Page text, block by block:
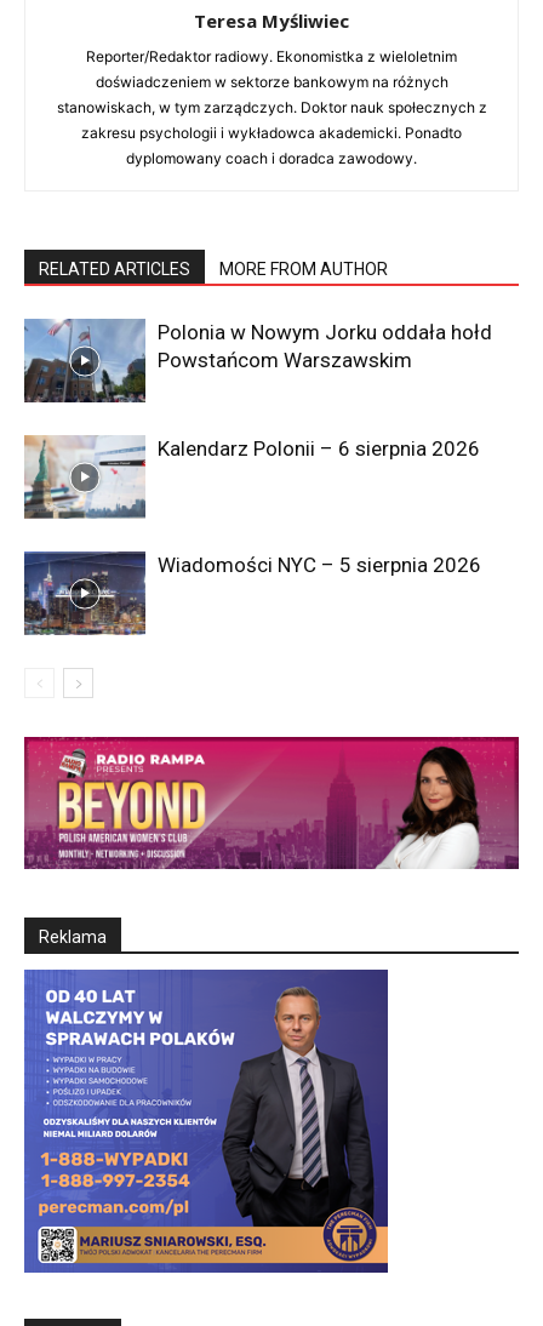
Teresa Myśliwiec
Reporter/Redaktor radiowy. Ekonomistka z wieloletnim
doświadczeniem w sektorze bankowym na różnych
stanowiskach, w tym zarządczych. Doktor nauk społecznych z
zakresu psychologii i wykładowca akademicki. Ponadto
dyplomowany coach i doradca zawodowy.
RELATED ARTICLES MORE FROM AUTHOR
Polonia w Nowym Jorku oddała hołd
Powstańcom Warszawskim
Kalendarz Polonii – 6 sierpnia 2026
Wiadomości NYC – 5 sierpnia 2026
Reklama